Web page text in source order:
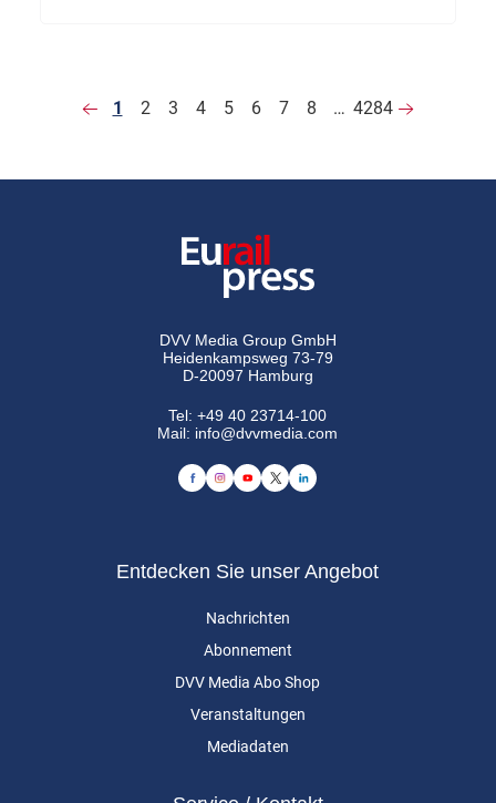
1 2 3 4 5 6 7 8 … 4284
DVV Media Group GmbH
Heidenkampsweg 73-79
D-20097 Hamburg
Tel:+49 40 23714-100
Mail: info@dvvmedia.com
Entdecken Sie unser Angebot
Nachrichten
Abonnement
DVV Media Abo Shop
Veranstaltungen
Mediadaten